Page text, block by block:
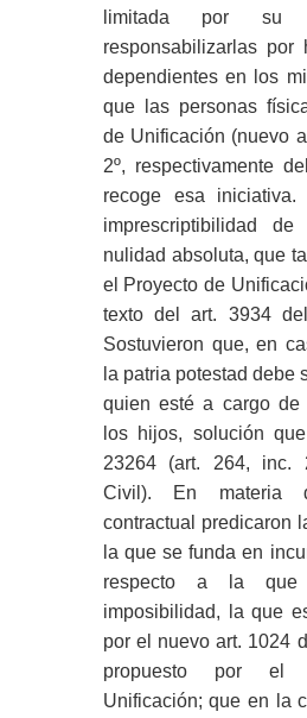
limitada por su
responsabilizarlas por
dependientes en los
que las personas
de Unificación (nuevo
2º, respectivamente
recoge esa iniciativa.
imprescriptibilidad
nulidad absoluta, que
el Proyecto de
texto del art. 3934
Sostuvieron que, en
la patria potestad debe
quien esté a cargo
los hijos, solución
23264 (art. 264, inc.
Civil). En materia
contractual predicaron
la que se funda en
respecto a la que
imposibilidad, la que
por el nuevo art. 1024
propuesto por el
Unificación; que en la